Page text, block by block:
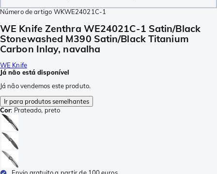
Número de artigo WKWE24021C-1
WE Knife Zenthra WE24021C-1 Satin/Black
Stonewashed M390 Satin/Black Titanium
Carbon Inlay, navalha
WE Knife
Já não está disponível
Já não vendemos este produto.
Ir para produtos semelhantes
Cor: Prateado, preto